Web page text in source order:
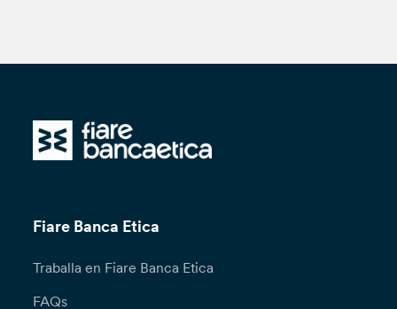
Fiare Banca Etica
Traballa en Fiare Banca Etica
FAQs